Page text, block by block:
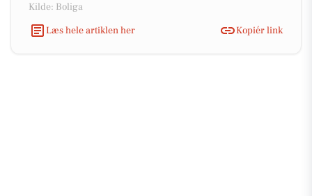
Kilde: Boliga
Læs hele artiklen her
Kopiér link